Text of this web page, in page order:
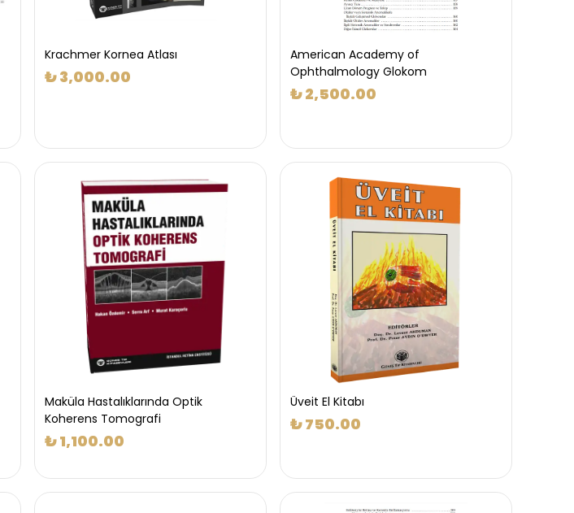
Krachmer Kornea Atlası
₺ 3,000.00
American Academy of
Ophthalmology Glokom
₺ 2,500.00
Maküla Hastalıklarında Optik
Koherens Tomografi
₺ 1,100.00
Üveit El Kitabı
₺ 750.00